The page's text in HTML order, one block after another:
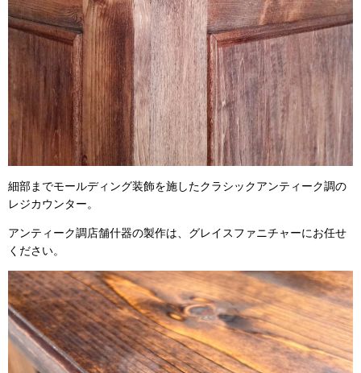
細部までモールディング装飾を施したクラシックアンティーク調の
レジカウンター。
アンティーク調店舗什器の製作は、グレイスファニチャーにお任せ
ください。